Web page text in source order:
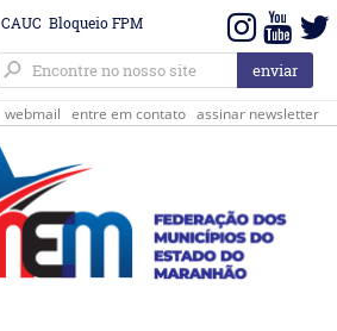
CAUC Bloqueio FPM
webmail entre em contato assinar newsletter